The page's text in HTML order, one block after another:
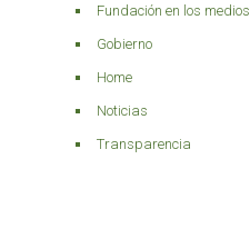
Fundación en los medios
Gobierno
Home
Noticias
Transparencia